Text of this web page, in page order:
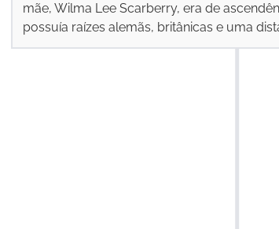
mãe, Wilma Lee Scarberry, era de
possuía raízes alemãs, britânicas e uma